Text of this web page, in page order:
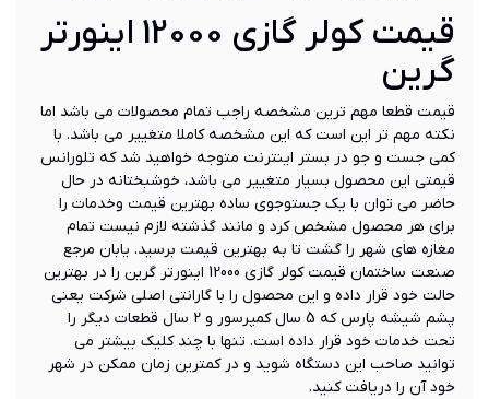
قیمت کولر گازی 12000 اینورتر
گرین
قیمت قطعا مهم ترین مشخصه راجب تمام محصولات می باشد اما
نکته مهم تر این است که این مشخصه کاملا متغییر می باشد. با
کمی جست و جو در بستر اینترنت متوجه خواهید شد که تلورانس
قیمتی این محصول بسیار متغییر می باشد، خوشبختانه در حال
حاضر می توان با یک جستوجوی ساده بهترین قیمت وخدمات را
برای هر محصول مشخص کرد و مانند گذشته لازم نیست تمام
مغازه های شهر را گشت تا به بهترین قیمت برسید. یابان مرجع
صنعت ساختمان قیمت کولر گازی 12000 اینورتر گرین را در بهترین
حالت خود قرار داده و این محصول را با گارانتی اصلی شرکت یعنی
پشم شیشه پارس که 5 سال کمپرسور و 2 سال قطعات دیگر را
تحت خدمات خود قرار داده است. تنها با چند کلیک بیشتر می
توانید صاحب این دستگاه شوید و در کمترین زمان ممکن در شهر
خود آن را دریافت کنید.